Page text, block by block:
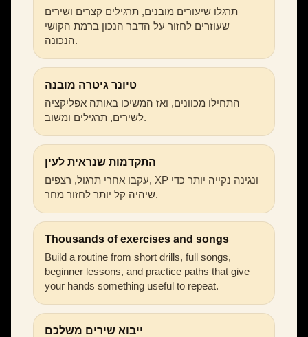
תרגלו שיעורים מובנים, תרגילים קצרים ושירים
שעוזרים לחזור על הדבר הנכון ברמת הקושי
הנכונה.
טיונר גיטרה מובנה
התחילו מכוונים, ואז המשיכו באותה אפליקציה
לשירים, תרגילים ומשוב.
התקדמות שנראית לעין
עקבו אחרי תרגול, רצפים, XP ונגינה נקייה יותר כדי
שיהיה קל יותר לחזור מחר.
Thousands of exercises and songs
Build a routine from short drills, full songs,
beginner lessons, and practice paths that give
your hands something useful to repeat.
ייבוא שירים משלכם